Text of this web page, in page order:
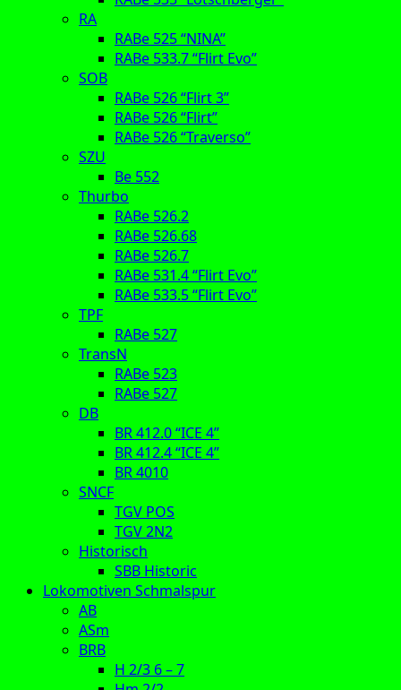
RA
RABe 525 “NINA”
RABe 533.7 “Flirt Evo”
SOB
RABe 526 “Flirt 3”
RABe 526 “Flirt”
RABe 526 “Traverso”
SZU
Be 552
Thurbo
RABe 526.2
RABe 526.68
RABe 526.7
RABe 531.4 “Flirt Evo”
RABe 533.5 “Flirt Evo”
TPF
RABe 527
TransN
RABe 523
RABe 527
DB
BR 412.0 “ICE 4”
BR 412.4 “ICE 4”
BR 4010
SNCF
TGV POS
TGV 2N2
Historisch
SBB Historic
Lokomotiven Schmalspur
AB
ASm
BRB
H 2/3 6 – 7